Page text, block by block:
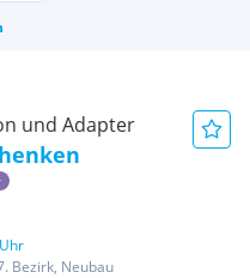
und Adapter
Bezirk, Neubau